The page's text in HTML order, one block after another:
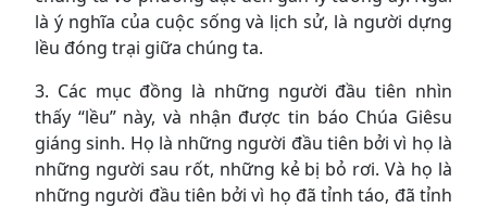
là ý nghĩa của cuộc sống và lịch sử, là người dựng
lều đóng trại giữa chúng ta.
3. Các mục đồng là những người đầu tiên nhìn
thấy “lều” này, và nhận được tin báo Chúa Giêsu
giáng sinh. Họ là những người đầu tiên bởi vì họ là
những người sau rốt, những kẻ bị bỏ rơi. Và họ là
những người đầu tiên bởi vì họ đã tỉnh táo, đã tỉnh